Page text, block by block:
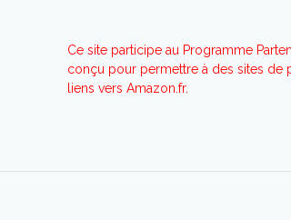
Ce site participe au Programme
conçu pour permettre à des sites de
liens vers Amazon.fr.